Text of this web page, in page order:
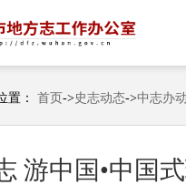
置： 首页->史志动态->中志办
游中国•中国